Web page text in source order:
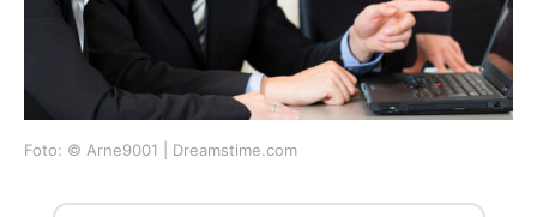
Foto: © Arne9001 | Dreamstime.com